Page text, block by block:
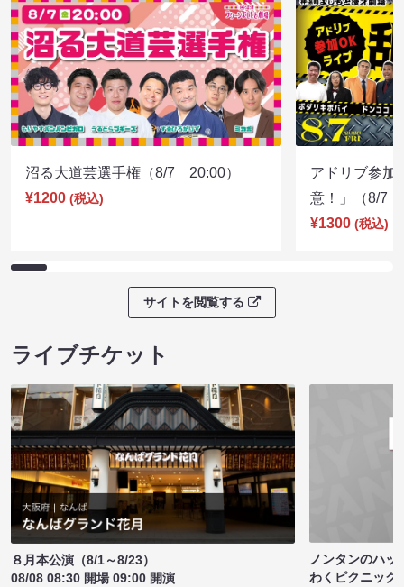
沼る大道芸選手権（8/7 20:00）
¥1200 (税込)
アドリブ参加
意！」（8/7
¥1300 (税込)
サイトを閲覧する
ライブチケット
８月本公演（8/1～8/23）
08/08 08:30 開場 09:00 開演
ノンタンのハッ
わくピクニック